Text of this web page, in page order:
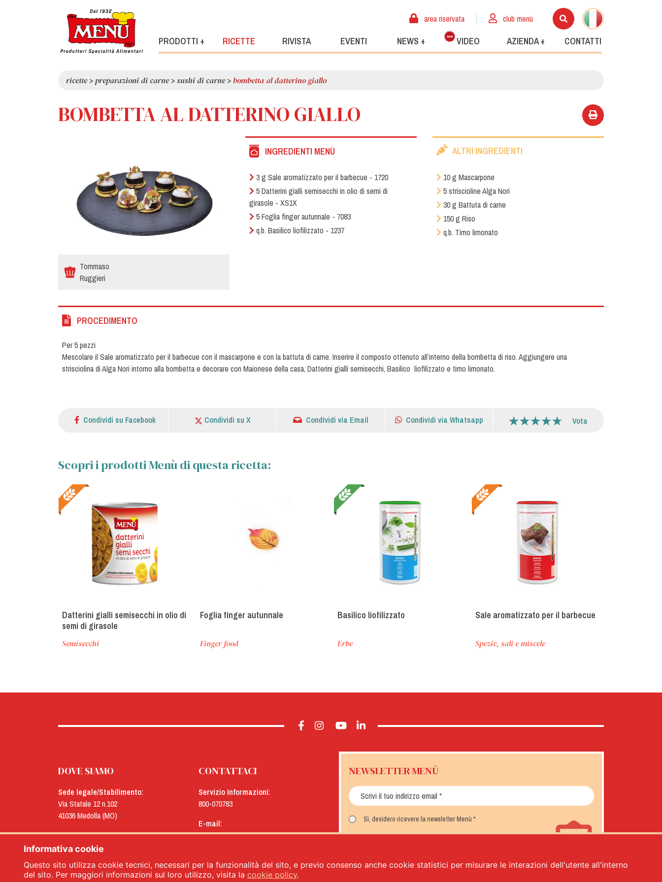
area riservata club menù
PRODOTTI + RICETTE RIVISTA EVENTI NEWS + VIDEO AZIENDA + CONTATTI
ricette>preparazioni di carne>sushi di carne> bombetta al datterino giallo
BOMBETTA AL DATTERINO GIALLO
Tommaso
Ruggieri
INGREDIENTI MENÙ
3 g Sale aromatizzato per il barbecue - 1720
5 Datterini gialli semisecchi in olio di semi di
girasole - XS1X
5 Foglia finger autunnale - 7083
q.b. Basilico liofilizzato - 1237
ALTRI INGREDIENTI
10 g Mascarpone
5 striscioline Alga Nori
30 g Battuta di carne
150 g Riso
q.b. Timo limonato
PROCEDIMENTO
Per 5 pezzi
Mescolare il Sale aromatizzato per il barbecue con il mascarpone e con la battuta di carne. Inserire il composto ottenuto all’interno della bombetta di riso. Aggiungere una
strisciolina di Alga Nori intorno alla bombetta e decorare con Maionese della casa, Datterini gialli semisecchi, Basilico liofilizzato e timo limonato.
Condividi su Facebook Condividi su X Condividi via Email Condividi via Whatsapp Vota
Scopri i prodotti Menù di questa ricetta:
Datterini gialli semisecchi in olio di
semi di girasole
Semisecchi
Foglia finger autunnale
Finger food
Basilico liofilizzato
Erbe
Sale aromatizzato per il barbecue
Spezie, sali e miscele
DOVE SIAMO
Sede legale/Stabilimento:
Via Statale 12 n.102
41036 Medolla (MO)
Uffici:
Via Concordia n.25
CONTATTACI
Servizio Informazioni:
800-070783
E-mail:
menu@menu.it
NEWSLETTER MENÙ
Sì, desidero ricevere la newsletter Menù *
Informativa cookie
Questo sito utilizza cookie tecnici, necessari per la funzionalità del sito, e previo consenso anche cookie statistici per misurare le interazioni dell'utente all'interno
del sito. Per maggiori informazioni sul loro utilizzo, visita la cookie policy.